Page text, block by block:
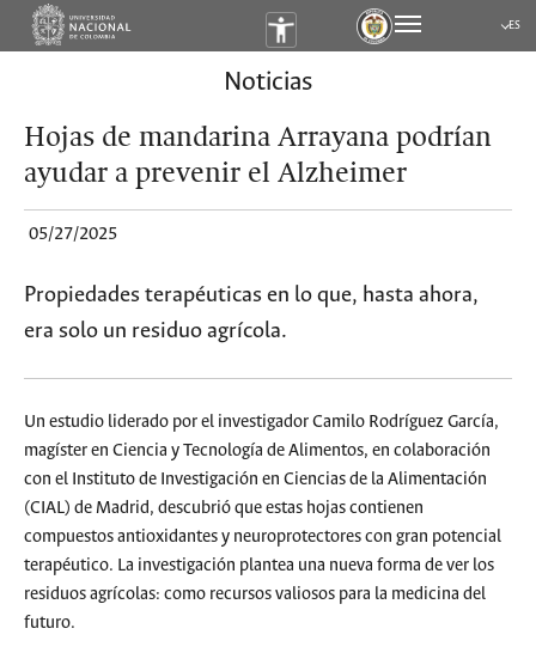
ES
Noticias
Hojas de mandarina Arrayana podrían
ayudar a prevenir el Alzheimer
05/27/2025
Propiedades terapéuticas en lo que, hasta ahora,
era solo un residuo agrícola.
Un estudio liderado por el investigador Camilo Rodríguez García,
magíster en Ciencia y Tecnología de Alimentos, en colaboración
con el Instituto de Investigación en Ciencias de la Alimentación
(CIAL) de Madrid, descubrió que estas hojas contienen
compuestos antioxidantes y neuroprotectores con gran potencial
terapéutico. La investigación plantea una nueva forma de ver los
residuos agrícolas: como recursos valiosos para la medicina del
futuro.